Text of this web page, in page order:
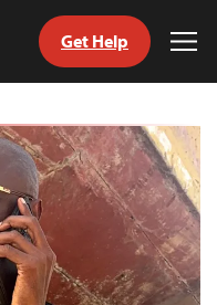
Get Help